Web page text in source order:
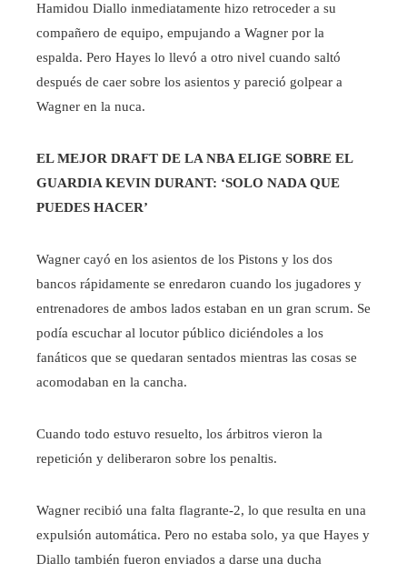
Hamidou Diallo inmediatamente hizo retroceder a su
compañero de equipo, empujando a Wagner por la
espalda. Pero Hayes lo llevó a otro nivel cuando saltó
después de caer sobre los asientos y pareció golpear a
Wagner en la nuca.
EL MEJOR DRAFT DE LA NBA ELIGE SOBRE EL
GUARDIA KEVIN DURANT: ‘SOLO NADA QUE
PUEDES HACER’
Wagner cayó en los asientos de los Pistons y los dos
bancos rápidamente se enredaron cuando los jugadores y
entrenadores de ambos lados estaban en un gran scrum. Se
podía escuchar al locutor público diciéndoles a los
fanáticos que se quedaran sentados mientras las cosas se
acomodaban en la cancha.
Cuando todo estuvo resuelto, los árbitros vieron la
repetición y deliberaron sobre los penaltis.
Wagner recibió una falta flagrante-2, lo que resulta en una
expulsión automática. Pero no estaba solo, ya que Hayes y
Diallo también fueron enviados a darse una ducha